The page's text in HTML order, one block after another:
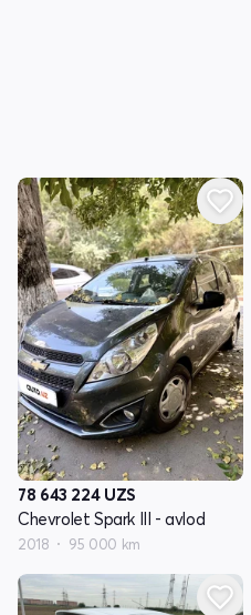
78 643 224 UZS
Chevrolet Spark III - avlod
2018 95 000 km